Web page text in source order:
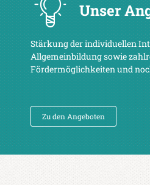
Unser
Stärkung der individuellen
Allgemeinbildung sowie
Fördermöglichkeiten und
Zu den Angeboten